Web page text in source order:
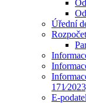
Úřední
Rozpočet
E-